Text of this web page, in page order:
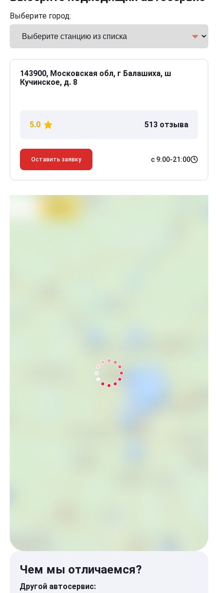
Выберите город:
143900, Московская обл, г Балашиха, ш
Кучинское, д. 8
5.0 513 отзыва
Оставить заявку с 9:00-21:00
Чем мы отличаемся?
Другой автосервис: